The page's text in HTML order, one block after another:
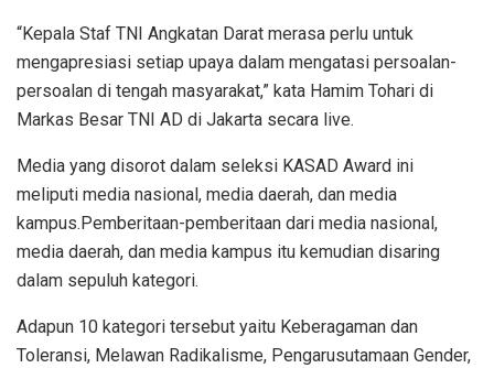
“Kepala Staf TNI Angkatan Darat merasa perlu untuk
mengapresiasi setiap upaya dalam mengatasi persoalan-
persoalan di tengah masyarakat,” kata Hamim Tohari di
Markas Besar TNI AD di Jakarta secara live.
Media yang disorot dalam seleksi KASAD Award ini
meliputi media nasional, media daerah, dan media
kampus.Pemberitaan-pemberitaan dari media nasional,
media daerah, dan media kampus itu kemudian disaring
dalam sepuluh kategori.
Adapun 10 kategori tersebut yaitu Keberagaman dan
Toleransi, Melawan Radikalisme, Pengarusutamaan Gender,